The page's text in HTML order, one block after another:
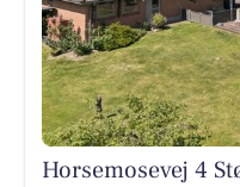
Horsemosevej 4